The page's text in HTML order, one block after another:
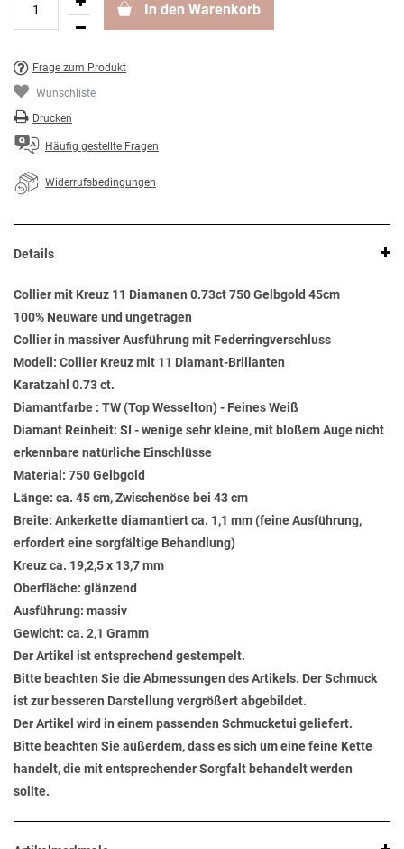
In den Warenkorb
Frage zum Produkt
Wunschliste
Drucken
Häufig gestellte Fragen
Widerrufsbedingungen
Details
Collier mit Kreuz 11 Diamanen 0.73ct 750 Gelbgold 45cm
100% Neuware und ungetragen
Collier in massiver Ausführung mit Federringverschluss
Modell: Collier Kreuz mit 11 Diamant-Brillanten
Karatzahl 0.73 ct.
Diamantfarbe : TW (Top Wesselton) - Feines Weiß
Diamant Reinheit: SI - wenige sehr kleine, mit bloßem Auge nicht
erkennbare natürliche Einschlüsse
Material: 750 Gelbgold
Länge: ca. 45 cm, Zwischenöse bei 43 cm
Breite: Ankerkette diamantiert ca. 1,1 mm (feine Ausführung,
erfordert eine sorgfältige Behandlung)
Kreuz ca. 19,2,5 x 13,7 mm
Oberfläche: glänzend
Ausführung: massiv
Gewicht: ca. 2,1 Gramm
Der Artikel ist entsprechend gestempelt.
Bitte beachten Sie die Abmessungen des Artikels. Der Schmuck
ist zur besseren Darstellung vergrößert abgebildet.
Der Artikel wird in einem passenden Schmucketui geliefert.
Bitte beachten Sie außerdem, dass es sich um eine feine Kette
handelt, die mit entsprechender Sorgfalt behandelt werden
sollte.